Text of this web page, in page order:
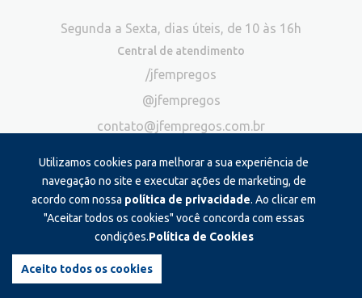
Utilizamos cookies para melhorar a sua experiência de
navegação no site e executar ações de marketing, de
acordo com nossa política de privacidade. Ao clicar em
"Aceitar todos os cookies" você concorda com essas
condições.Política de Cookies
Aceito todos os cookies
Segunda a Sexta, dias úteis, de 10 às 16h
Central de atendimento
/jfempregos
@jfempregos
contato@jfempregos.com.br
Publicidade
*Exclusivo para atendimento via chat. Não atendemos ligações neste
canal
Produzido e administrado por:
©2026 JF Empregos. Todos os direitos reservados